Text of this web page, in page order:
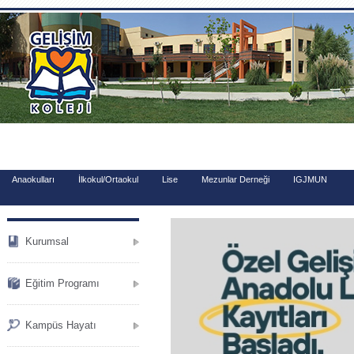
.
Anaokulları İlkokul/Ortaokul Lise Mezunlar Derneği IGJMUN
Kurumsal
Eğitim Programı
Kampüs Hayatı